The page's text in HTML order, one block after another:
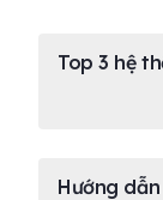
Top 3 hệ
Hướng